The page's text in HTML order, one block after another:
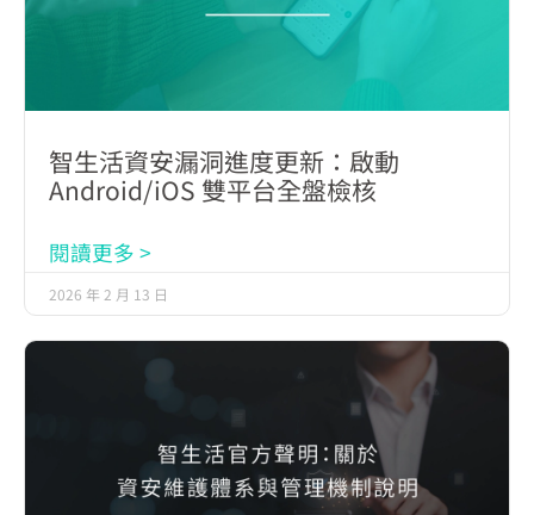
智生活資安漏洞進度更新：啟動
Android/iOS 雙平台全盤檢核
閱讀更多 >
2026 年 2 月 13 日